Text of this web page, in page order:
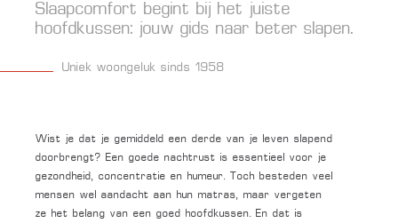
Slaapcomfort begint bij het juiste
hoofdkussen: jouw gids naar beter slapen.
Uniek woongeluk sinds 1958
Wist je dat je gemiddeld een derde van je leven slapend
doorbrengt? Een goede nachtrust is essentieel voor je
gezondheid, concentratie en humeur. Toch besteden veel
mensen wel aandacht aan hun matras, maar vergeten
ze het belang van een goed hoofdkussen. En dat is